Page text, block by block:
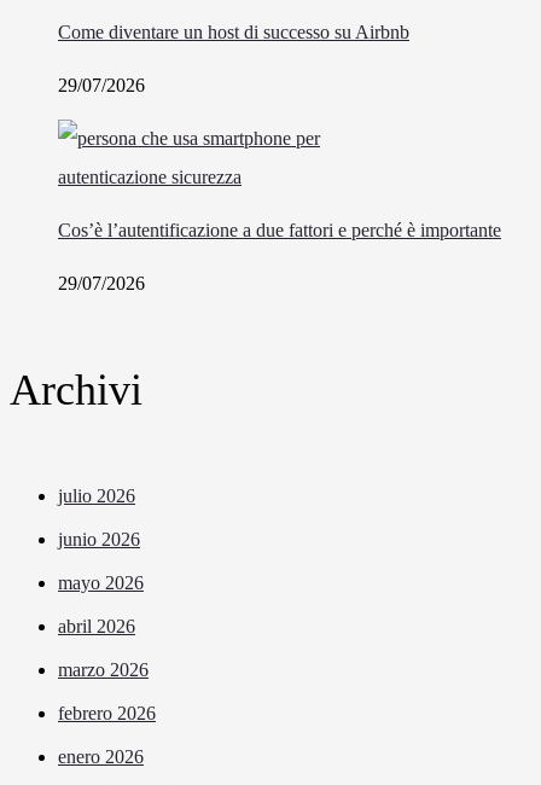
Come diventare un host di successo su Airbnb
29/07/2026
Cos’è l’autentificazione a due fattori e perché è importante
29/07/2026
Archivi
julio 2026
junio 2026
mayo 2026
abril 2026
marzo 2026
febrero 2026
enero 2026